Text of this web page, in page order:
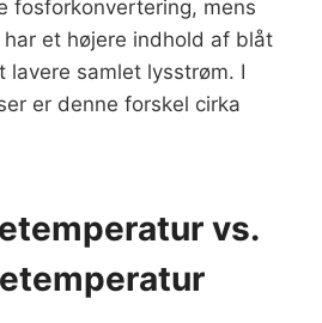
fosforkonvertering, mens
et højere indhold af blåt
lavere samlet lysstrøm. I
er denne forskel cirka
vs.